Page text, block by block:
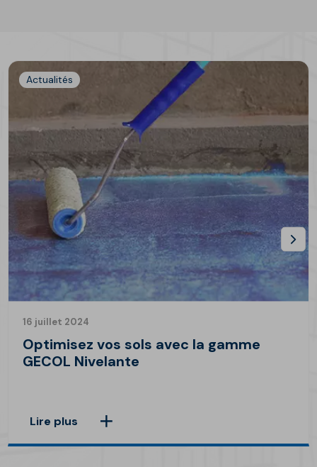
Actualités
16 juillet 2024
Optimisez vos sols avec la gamme
GECOL Nivelante
Lire plus